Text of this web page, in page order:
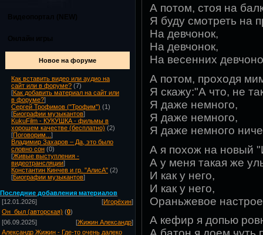
Новое на форуме
Как вставить видео или аудио на
сайт или в форуме? (7)
[Как добавить материал на сайт или
в форуме?]
Сергей Трофимов ("Трофим") (1)
[Биографии музыкантов]
KukuFilm - КУКУШКА - фильмы в
хорошем качестве (бесплатно) (2)
[Поговорим... ]
Владимир Захаров – Да, это было
словно сон (0)
[Живые выступления -
видеотрансляции]
Константин Кинчев и гр. "АлисА" (2)
[Биографии музыкантов]
Последние добавления материалов
[12.01.2026]
[Игорёхин]
Он_был (авторская) (0)
[06.09.2025]
[Жижин Александр]
Александр Жижин - Где-то очень далеко
А потом, стоя на
Я буду смотреть на
На девчонок,
На девчонок,
На весенних
А потом, проходя
Я скажу:"А что, не
Я даже немного,
Я даже немного,
Я даже немного
А я похож на новый
А у меня такая же
И как у него,
И как у него,
Ораньжевое
А кефир я допью